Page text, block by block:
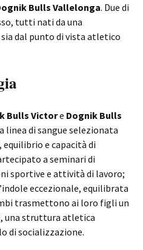
Bulls Vallelonga. Due di
tutti nati da una
dal punto di vista atletico
Bulls Victore Dognik Bulls
linea di sangue selezionata
e capacità di
a seminari di
sportive e attività di lavoro;
eccezionale, equilibrata
trasmettono ai loro figli un
una struttura atletica
di socializzazione.